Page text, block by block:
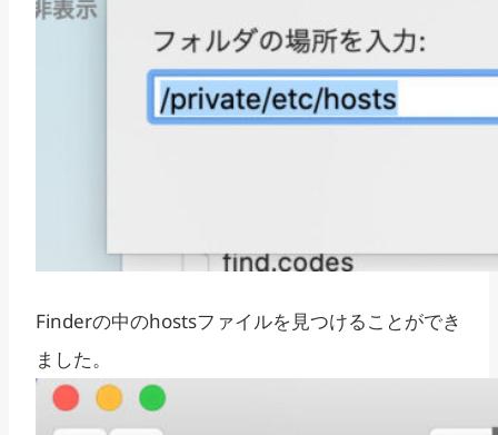
Finderの中のhostsファイルを見つけることができ
ました。